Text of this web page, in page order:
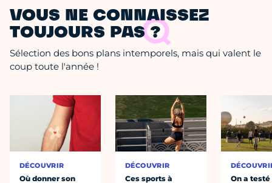
VOUS NE CONNAISSEZ
TOUJOURS PAS ?
Sélection des bons plans intemporels, mais qui valent le
coup toute l'année !
DÉCOUVRIR
Où donner son
DÉCOUVRIR
Ces sports à
On a testé